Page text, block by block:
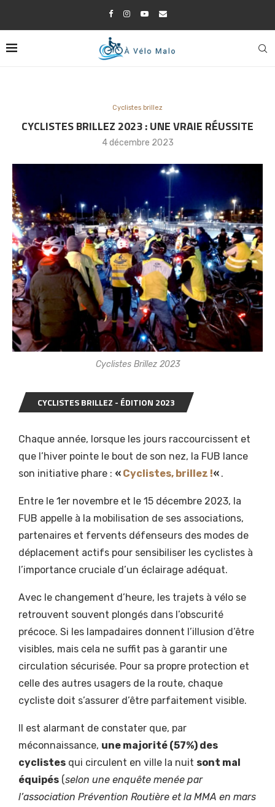
Cyclistes brillez
CYCLISTES BRILLEZ 2023 : UNE VRAIE RÉUSSITE
4 décembre 2023
Cyclistes Brillez 2023
CYCLISTES BRILLEZ - ÉDITION 2023
Chaque année, lorsque les jours raccourcissent et
que l’hiver pointe le bout de son nez, la FUB lance
son initiative phare : « Cyclistes, brillez !« .
Entre le 1er novembre et le 15 décembre 2023, la
FUB appelle à la mobilisation de ses associations,
partenaires et fervents défenseurs des modes de
déplacement actifs pour sensibiliser les cyclistes à
l’importance cruciale d’un éclairage adéquat.
Avec le changement d’heure, les trajets à vélo se
retrouvent souvent plongés dans l’obscurité
précoce. Si les lampadaires donnent l’illusion d’être
visibles, mais cela ne suffit pas à garantir une
circulation sécurisée. Pour sa propre protection et
celle des autres usagers de la route, chaque
cycliste doit s’assurer d’être parfaitement visible.
Il est alarmant de constater que, par
méconnaissance, une majorité (57%) des
cyclistes qui circulent en ville la nuit sont mal
équipés (selon une enquête menée par
l’association Prévention Routière et la MMA en mars